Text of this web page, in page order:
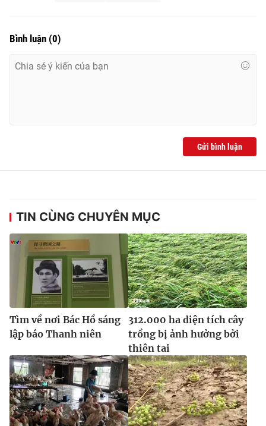
Bình luận (0)
Gửi bình luận
TIN CÙNG CHUYÊN MỤC
Tìm về nơi Bác Hồ sáng
lập báo Thanh niên
312.000 ha diện tích cây
trồng bị ảnh hưởng bởi
thiên tai